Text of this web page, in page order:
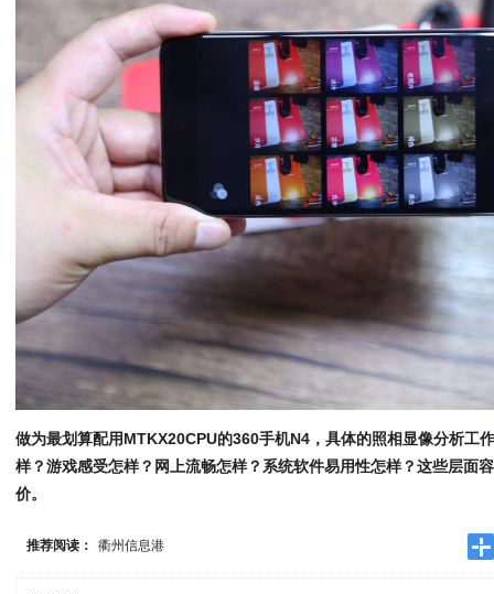
做为最划算配用MTKX20CPU的360手机N4，具体的照相显像分析工
样？游戏感受怎样？网上流畅怎样？系统软件易用性怎样？这些层面
价。
推荐阅读： 衢州信息港